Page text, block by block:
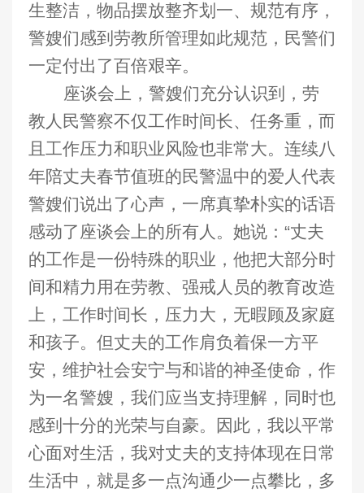
生整洁，物品摆放整齐划一、规范有序，
警嫂们感到劳教所管理如此规范，民警们
一定付出了百倍艰辛。
座谈会上，警嫂们充分认识到，劳
教人民警察不仅工作时间长、任务重，而
且工作压力和职业风险也非常大。连续八
年陪丈夫春节值班的民警温中的爱人代表
警嫂们说出了心声，一席真挚朴实的话语
感动了座谈会上的所有人。她说：“丈夫
的工作是一份特殊的职业，他把大部分时
间和精力用在劳教、强戒人员的教育改造
上，工作时间长，压力大，无暇顾及家庭
和孩子。但丈夫的工作肩负着保一方平
安，维护社会安宁与和谐的神圣使命，作
为一名警嫂，我们应当支持理解，同时也
感到十分的光荣与自豪。因此，我以平常
心面对生活，我对丈夫的支持体现在日常
生活中，就是多一点沟通少一点攀比，多